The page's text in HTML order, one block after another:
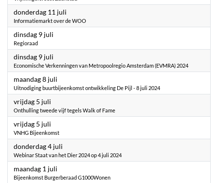
donderdag 11 juli
Informatiemarkt over de WOO
dinsdag 9 juli
Regioraad
dinsdag 9 juli
Economische Verkenningen van Metropoolregio Amsterdam (EVMRA) 2024
maandag 8 juli
Uitnodiging buurtbijeenkomst ontwikkeling De Pijl - 8 juli 2024
vrijdag 5 juli
Onthulling tweede vijf tegels Walk of Fame
vrijdag 5 juli
VNHG Bijeenkomst
donderdag 4 juli
Webinar Staat van het Dier 2024 op 4 juli 2024
maandag 1 juli
Bijeenkomst Burgerberaad G1000Wonen